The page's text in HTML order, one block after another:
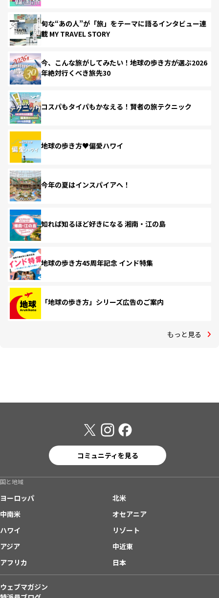
旬な“あの人”が「旅」をテーマに語るインタビュー連
載 MY TRAVEL STORY
今、こんな旅がしてみたい！地球の歩き方が選ぶ2026
年絶対行くべき旅先30
コスパもタイパもかなえる！賢者の旅テクニック
地球の歩き方♥偏愛ハワイ
今年の夏はインスパイアへ！
知れば知るほど好きになる 湘南・江の島
地球の歩き方45周年記念 インド特集
「地球の歩き方」シリーズ広告のご案内
もっと見る
コミュニティを見る
国と地域
ヨーロッパ
北米
中南米
オセアニア
ハワイ
リゾート
アジア
中近東
アフリカ
日本
ウェブマガジン